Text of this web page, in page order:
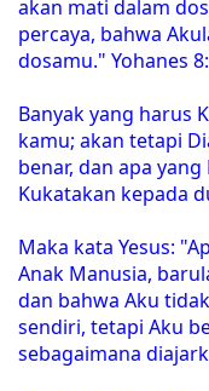
akan mati dalam
percaya, bahwa
dosamu." Yohanes
Banyak yang harus
kamu; akan tetapi
benar, dan apa
Kukatakan kepada
Maka kata Yesus:
Anak Manusia,
dan bahwa Aku
sendiri, tetapi Aku
sebagaimana